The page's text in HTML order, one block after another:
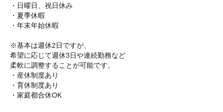
・日曜日、祝日休み
・夏季休暇
・年末年始休暇
※基本は週休2日ですが、
希望に応じて週休3日や連続勤務など
柔軟に調整することが可能です。
・産休制度あり
・育休制度あり
・家庭都合休OK